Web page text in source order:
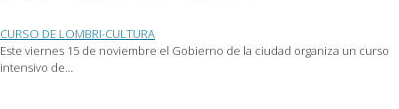
CURSO DE LOMBRI-CULTURA
Este viernes 15 de noviembre el Gobierno de la ciudad organiza un curso
intensivo de…